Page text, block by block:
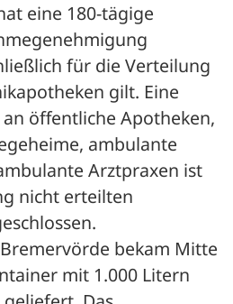
eine 180-tägige
für die Verteilung
gilt. Eine
öffentliche Apotheken,
ambulante
Arztpraxen ist
nicht erteilten
bekam Mitte
mit 1.000 Litern